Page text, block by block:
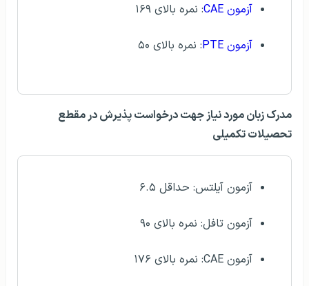
آزمون CAE : نمره بالای ۱۶۹
آزمون PTE : نمره بالای ۵۰
مدرک زبان مورد نیاز جهت درخواست پذیرش در مقطع
تحصیلات تکمیلی
آزمون آیلتس: حداقل ۶.۵
آزمون تافل: نمره بالای ۹۰
آزمون CAE: نمره بالای ۱۷۶